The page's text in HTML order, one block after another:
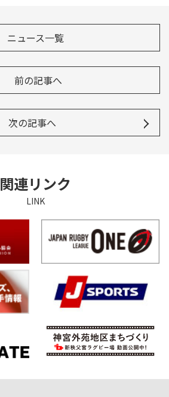
ニュース一覧
前の記事へ
次の記事へ
関連リンク
LINK